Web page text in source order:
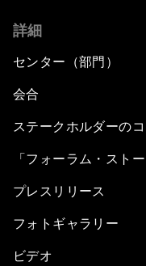
詳細
センター（部門）
会合
ステークホルダーの
「フォーラム・ストー
プレスリリース
フォトギャラリー
ビデオ